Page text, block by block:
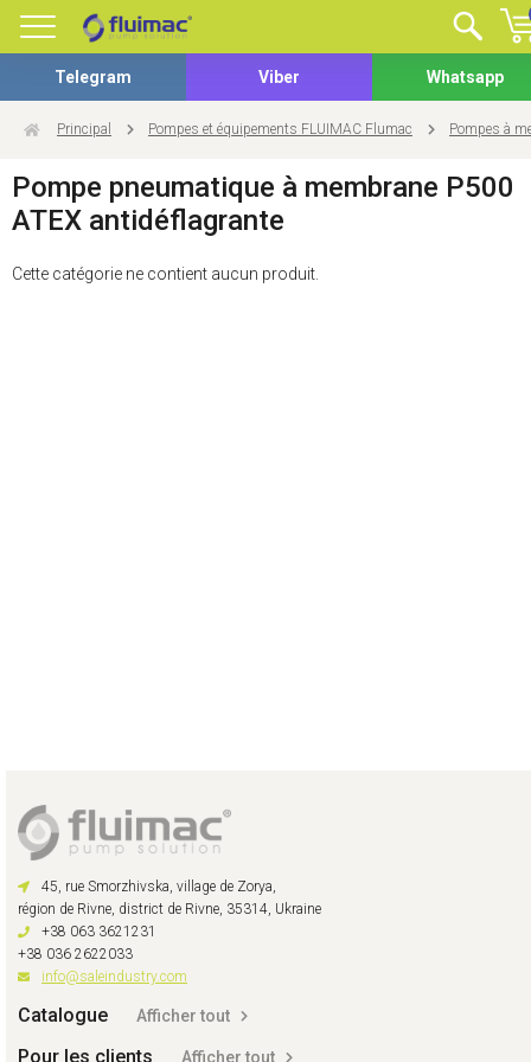
Telegram Viber Whatsapp
Principal Pompes et équipements FLUIMAC Flumac Pompes à
Pompe pneumatique à membrane P500
ATEX antidéflagrante
Cette catégorie ne contient aucun produit.
45, rue Smorzhivska, village de Zorya,
région de Rivne, district de Rivne, 35314, Ukraine
+38 063 3621231
+38 036 2622033
info@saleindustry.com
Catalogue Afficher tout
Pour les clients Afficher tout